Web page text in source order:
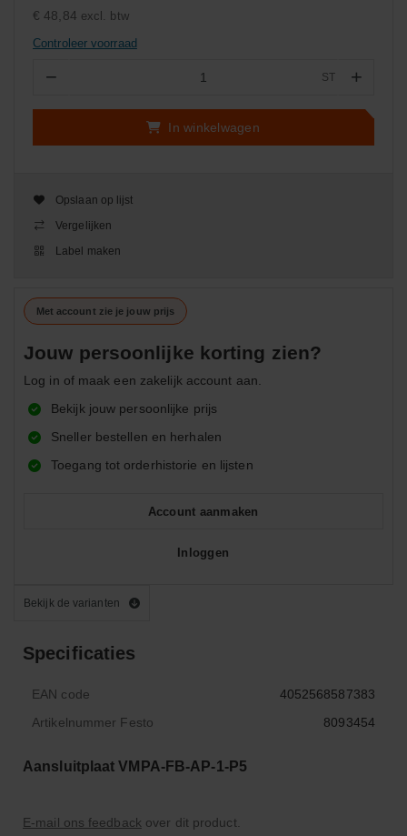
Bekijk de varianten
Specificaties
EAN code
4052568587383
Artikelnummer Festo
8093454
Aansluitplaat VMPA-FB-AP-1-P5
E-mail ons feedback over dit product.
€ 48,84 excl. btw
Controleer voorraad
− ST +
In winkelwagen
Opslaan op lijst
Vergelijken
Label maken
Met account zie je jouw prijs
Jouw persoonlijke korting zien?
Log in of maak een zakelijk account aan.
Bekijk jouw persoonlijke prijs
Sneller bestellen en herhalen
Toegang tot orderhistorie en lijsten
Account aanmaken
Inloggen